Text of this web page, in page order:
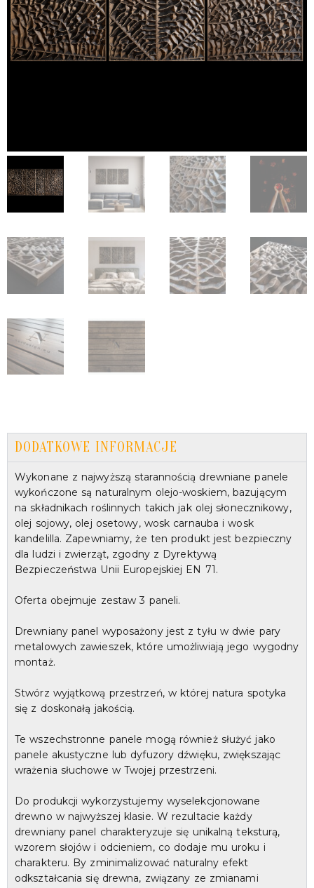
DODATKOWE INFORMACJE
Wykonane z najwyższą starannością drewniane panele
wykończone są naturalnym olejo-woskiem, bazującym
na składnikach roślinnych takich jak olej słonecznikowy,
olej sojowy, olej osetowy, wosk carnauba i wosk
kandelilla. Zapewniamy, że ten produkt jest bezpieczny
dla ludzi i zwierząt, zgodny z Dyrektywą
Bezpieczeństwa Unii Europejskiej EN 71.
Oferta obejmuje zestaw 3 paneli.
Drewniany panel wyposażony jest z tyłu w dwie pary
metalowych zawieszek, które umożliwiają jego wygodny
montaż.
Stwórz wyjątkową przestrzeń, w której natura spotyka
się z doskonałą jakością.
Te wszechstronne panele mogą również służyć jako
panele akustyczne lub dyfuzory dźwięku, zwiększając
wrażenia słuchowe w Twojej przestrzeni.
Do produkcji wykorzystujemy wyselekcjonowane
drewno w najwyższej klasie. W rezultacie każdy
drewniany panel charakteryzuje się unikalną teksturą,
wzorem słojów i odcieniem, co dodaje mu uroku i
charakteru. By zminimalizować naturalny efekt
odkształcania się drewna, związany ze zmianami